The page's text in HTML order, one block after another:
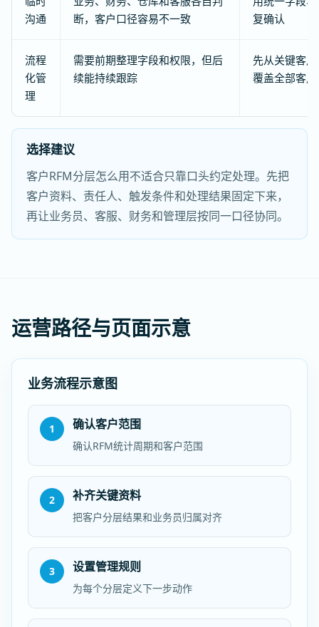
沟通
断，客户口径容易不一致
复确认
流程
化管
理
需要前期整理字段和权限，但后
续能持续跟踪
先从关键客
覆盖全部客户
选择建议
客户RFM分层怎么用不适合只靠口头约定处理。先把
客户资料、责任人、触发条件和处理结果固定下来，
再让业务员、客服、财务和管理层按同一口径协同。
运营路径与页面示意
业务流程示意图
1 确认客户范围
确认RFM统计周期和客户范围
2 补齐关键资料
把客户分层结果和业务员归属对齐
3 设置管理规则
为每个分层定义下一步动作